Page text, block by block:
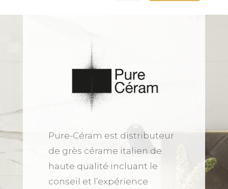
Pure-Céram est distributeur
de grès cérame italien de
haute qualité incluant le
conseil et l’expérience